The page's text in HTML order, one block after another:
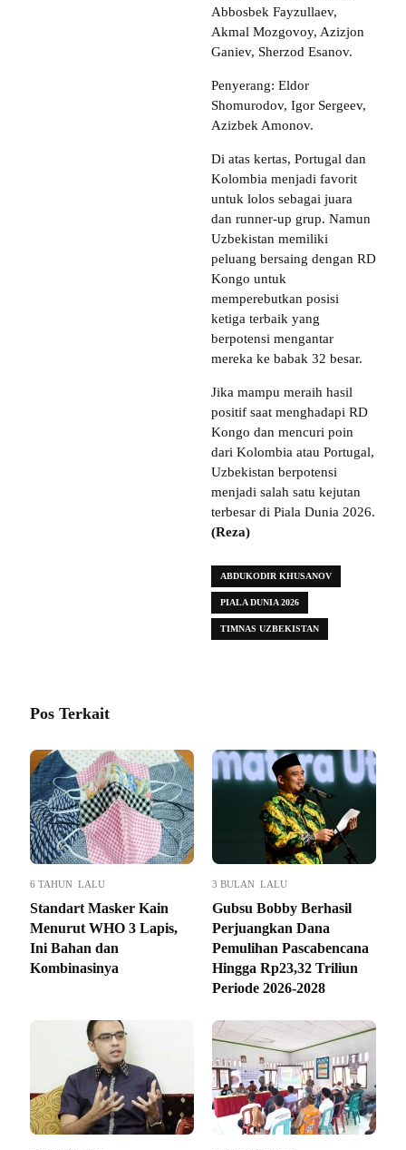
Abbosbek Fayzullaev,
Akmal Mozgovoy, Azizjon
Ganiev, Sherzod Esanov.
Penyerang: Eldor
Shomurodov, Igor Sergeev,
Azizbek Amonov.
Di atas kertas, Portugal dan
Kolombia menjadi favorit
untuk lolos sebagai juara
dan runner-up grup. Namun
Uzbekistan memiliki
peluang bersaing dengan RD
Kongo untuk
memperebutkan posisi
ketiga terbaik yang
berpotensi mengantar
mereka ke babak 32 besar.
Jika mampu meraih hasil
positif saat menghadapi RD
Kongo dan mencuri poin
dari Kolombia atau Portugal,
Uzbekistan berpotensi
menjadi salah satu kejutan
terbesar di Piala Dunia 2026.
(Reza)
ABDUKODIR KHUSANOV
PIALA DUNIA 2026
TIMNAS UZBEKISTAN
Pos Terkait
6 TAHUN LALU
Standart Masker Kain
Menurut WHO 3 Lapis,
Ini Bahan dan
Kombinasinya
3 BULAN LALU
Gubsu Bobby Berhasil
Perjuangkan Dana
Pemulihan Pascabencana
Hingga Rp23,32 Triliun
Periode 2026-2028